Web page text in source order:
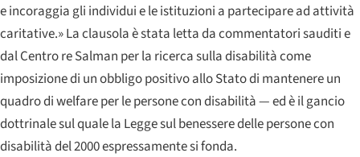
e incoraggia gli individui e le istituzioni a partecipare ad attività
caritative.»La clausola è stata letta da commentatori sauditi e
dal Centro re Salman per la ricerca sulla disabilità come
imposizione di un obbligo positivo allo Stato di mantenere un
quadro di welfare per le persone con disabilità — ed è il gancio
dottrinale sul quale la Legge sul benessere delle persone con
disabilità del 2000 espressamente si fonda.